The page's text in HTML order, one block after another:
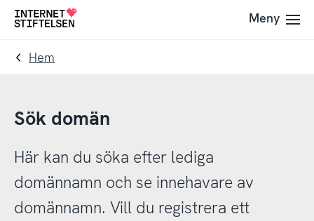
Till
navigering
Till
innehåll
Till
Meny
Hem
Sök domän
Här kan du söka efter lediga
domännamn och se innehavare av
domännamn. Vill du registrera ett